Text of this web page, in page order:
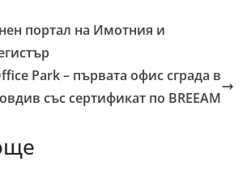
портал на Имотния и
Park – пъpвaтa oфиc cгpaдa в
със cepтификат пo ВRЕЕАМ